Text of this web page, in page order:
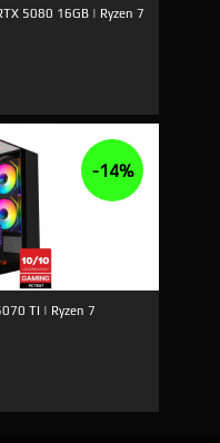
5080 16GB | Ryzen 7
TI | Ryzen 7
-14%